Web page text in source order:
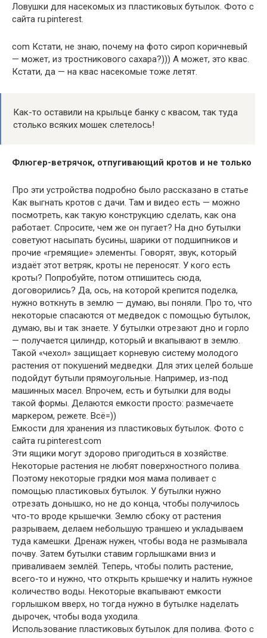
Ловушки для насекомых из пластиковых бутылок. Фото с
сайта ru.pinterest.
com Кстати, не знаю, почему на фото сироп коричневый
— может, из тростникового сахара?))) А может, это квас.
Кстати, да — на квас насекомые тоже летят.
Как-то оставили на крыльце банку с квасом, так туда
столько всяких мошек слетелось!
Флюгер-ветрячок, отпугивающий кротов и не только
Про эти устройства подробно было рассказано в статье
Как выгнать кротов с дачи. Там и видео есть — можно
посмотреть, как такую конструкцию сделать, как она
работает. Спросите, чем же он пугает? На дно бутылки
советуют насыпать бусины, шарики от подшипников и
прочие «гремящие» элементы. Говорят, звук, который
издаёт этот ветряк, кроты не переносят. У кого есть
кроты? Попробуйте, потом отпишитесь сюда,
договорились? Да, ось, на которой крепится поделка,
нужно воткнуть в землю — думаю, вы поняли. Про то, что
некоторые спасаются от медведок с помощью бутылок,
думаю, вы и так знаете. У бутылки отрезают дно и горло
— получается цилиндр, который и вкапывают в землю.
Такой «чехол» защищает корневую систему молодого
растения от покушений медведки. Для этих целей больше
подойдут бутыли прямоугольные. Например, из-под
машинных масел. Впрочем, есть и бутылки для воды
такой формы. Делаются емкости просто: размечаете
маркером, режете. Всё=))
Емкости для хранения из пластиковых бутылок. Фото с
сайта ru.pinterest.com
Эти ящики могут здорово пригодиться в хозяйстве.
Некоторые растения не любят поверхностного полива.
Поэтому некоторые грядки моя мама поливает с
помощью пластиковых бутылок. У бутылки нужно
отрезать донышко, но не до конца, чтобы получилось
что-то вроде крышечки. Землю сбоку от растения
разрываем, делаем небольшую траншею и укладываем
туда камешки. Дренаж нужен, чтобы вода не размывала
почву. Затем бутылки ставим горлышками вниз и
приваливаем землёй. Теперь, чтобы полить растение,
всего-то и нужно, что открыть крышечку и налить нужное
количество воды. Некоторые вкапывают емкости
горлышком вверх, но тогда нужно в бутылке наделать
дырочек, чтобы вода уходила.
Использование пластиковых бутылок для полива. Фото с